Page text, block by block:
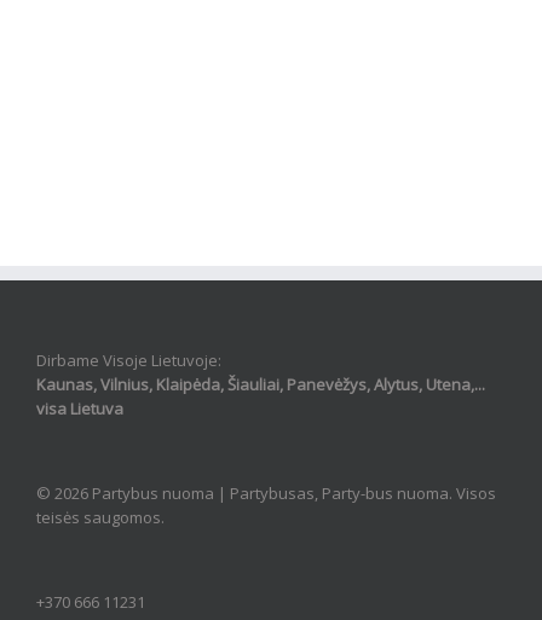
Dirbame Visoje Lietuvoje:
Kaunas, Vilnius, Klaipėda, Šiauliai, Panevėžys, Alytus, Utena,...
visa Lietuva
© 2026 Partybus nuoma | Partybusas, Party-bus nuoma. Visos
teisės saugomos.
+370 666 11231